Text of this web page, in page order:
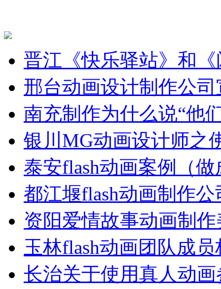
晋江《快乐驿站》和
邢台动画设计制作公
南充制作为什么说“他
银川MG动画设计师之
泰安flash动画案例（
都江堰flash动画制作
资阳爱情故事动画制
玉林flash动画团队成
长治关于使用真人动